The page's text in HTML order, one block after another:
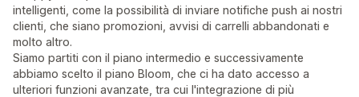
intelligenti, come la possibilità di inviare notifiche push ai nostri
clienti, che siano promozioni, avvisi di carrelli abbandonati e
molto altro.
Siamo partiti con il piano intermedio e successivamente
abbiamo scelto il piano Bloom, che ci ha dato accesso a
ulteriori funzioni avanzate, tra cui l'integrazione di più